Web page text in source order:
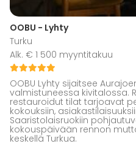
OOBU - Lyhty
Turku
Alk. € 1 500 myyntitakuu
OOBU Lyhty sijaitsee
valmistuneessa kivitalossa.
restauroidut tilat tarjoavat
kokouksiin,
Saaristolaisruokiin
kokouspäivään rennon
keskellä Turkua.